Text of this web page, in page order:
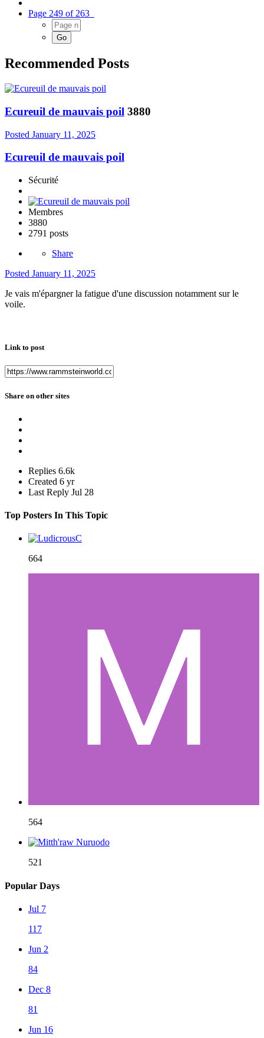
Page 249 of 263
Recommended Posts
Ecureuil de mauvais poil 3880
Posted January 11, 2025
Ecureuil de mauvais poil
Sécurité
Membres
3880
2791 posts
Share
Posted January 11, 2025
Je vais m'épargner la fatigue d'une discussion notamment sur le
voile.
Link to post
Share on other sites
Replies 6.6k
Created 6 yr
Last Reply Jul 28
Top Posters In This Topic
664
564
521
Popular Days
Jul 7
117
Jun 2
84
Dec 8
81
Jun 16